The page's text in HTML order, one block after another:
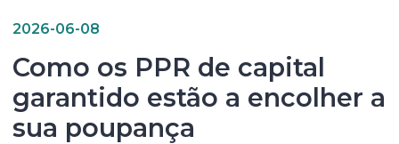
2026-06-08
Como os PPR de capital
garantido estão a encolher a
sua poupança